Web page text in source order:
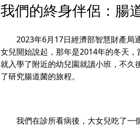
我們的終身伴侶：腸
2023年6月17日經濟部智慧財產局通
女兒開始說起，那年是2014年的冬天
就入學了附近的幼兒園就讀小班，不
了研究腸道菌的旅程。
我們在診所看病後，大女兒吃了一